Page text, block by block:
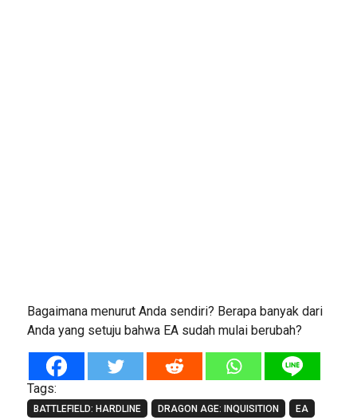
Bagaimana menurut Anda sendiri? Berapa banyak dari
Anda yang setuju bahwa EA sudah mulai berubah?
Tags:
BATTLEFIELD: HARDLINE DRAGON AGE: INQUISITION EA